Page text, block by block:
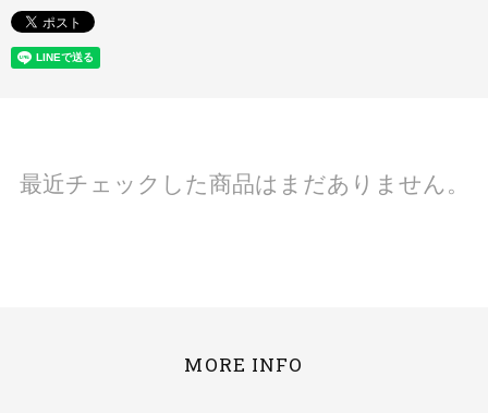
最近チェックした商品はまだありません。
MORE INFO